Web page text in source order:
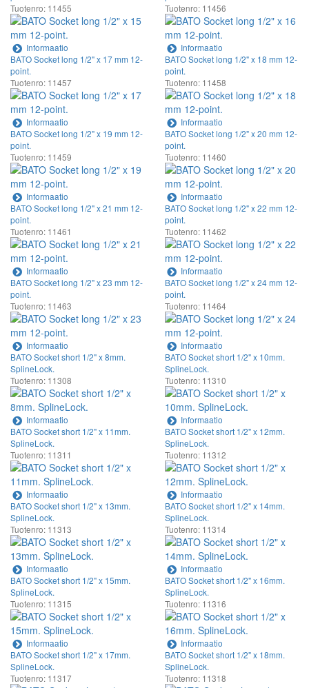
Tuotenro: 11455
Informaatio
Tuotenro: 11456
Informaatio
BATO Socket long 1/2" x 17 mm 12-
point.
Tuotenro: 11457
Informaatio
BATO Socket long 1/2" x 18 mm 12-
point.
Tuotenro: 11458
Informaatio
BATO Socket long 1/2" x 19 mm 12-
point.
Tuotenro: 11459
Informaatio
BATO Socket long 1/2" x 20 mm 12-
point.
Tuotenro: 11460
Informaatio
BATO Socket long 1/2" x 21 mm 12-
point.
Tuotenro: 11461
Informaatio
BATO Socket long 1/2" x 22 mm 12-
point.
Tuotenro: 11462
Informaatio
BATO Socket long 1/2" x 23 mm 12-
point.
Tuotenro: 11463
Informaatio
BATO Socket long 1/2" x 24 mm 12-
point.
Tuotenro: 11464
Informaatio
BATO Socket short 1/2" x 8mm.
SplineLock.
Tuotenro: 11308
Informaatio
BATO Socket short 1/2" x 10mm.
SplineLock.
Tuotenro: 11310
Informaatio
BATO Socket short 1/2" x 11mm.
SplineLock.
Tuotenro: 11311
Informaatio
BATO Socket short 1/2" x 12mm.
SplineLock.
Tuotenro: 11312
Informaatio
BATO Socket short 1/2" x 13mm.
SplineLock.
Tuotenro: 11313
Informaatio
BATO Socket short 1/2" x 14mm.
SplineLock.
Tuotenro: 11314
Informaatio
BATO Socket short 1/2" x 15mm.
SplineLock.
Tuotenro: 11315
Informaatio
BATO Socket short 1/2" x 16mm.
SplineLock.
Tuotenro: 11316
Informaatio
BATO Socket short 1/2" x 17mm.
SplineLock.
Tuotenro: 11317
BATO Socket short 1/2" x 18mm.
SplineLock.
Tuotenro: 11318